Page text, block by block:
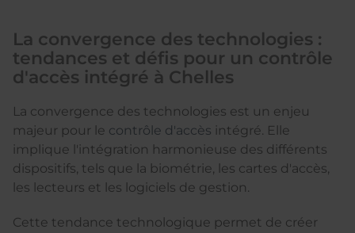
La convergence des technologies :
tendances et défis pour un contrôle
d'accès intégré à Chelles
La convergence des technologies est un enjeu
majeur pour le contrôle d'accès intégré. Elle
implique l'intégration harmonieuse des différents
dispositifs, tels que la biométrie, les cartes d'accès,
les lecteurs et les logiciels de gestion.
Cette tendance technologique permet de créer